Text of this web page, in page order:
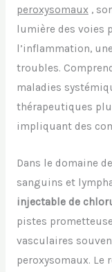
peroxysomaux,
lumière des voies
l’inflammation,
troubles.
maladies
thérapeutiques
impliquant des
Dans le domaine de
sanguins et
injectable de
pistes
vasculaires
peroxysomaux. Le